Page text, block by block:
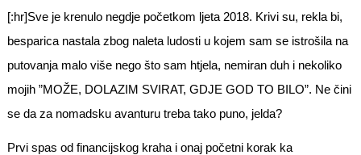
[:hr]Sve je krenulo negdje početkom ljeta 2018. Krivi su, rekla bi,
besparica nastala zbog naleta ludosti u kojem sam se istrošila na
putovanja malo više nego što sam htjela, nemiran duh i nekoliko
mojih ”MOŽE, DOLAZIM SVIRAT, GDJE GOD TO BILO”. Ne čini
se da za nomadsku avanturu treba tako puno, jelda?
Prvi spas od financijskog kraha i onaj početni korak ka